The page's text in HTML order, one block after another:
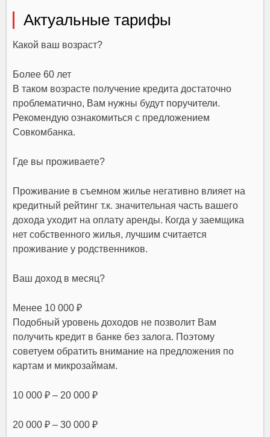
Актуальные тарифы
Какой ваш возраст?
Более 60 лет
В таком возрасте получение кредита достаточно
проблематично, Вам нужны будут поручители.
Рекомендую ознакомиться с предложением
Совкомбанка.
Где вы проживаете?
Проживание в съемном жилье негативно влияет на
кредитный рейтинг т.к. значительная часть вашего
дохода уходит на оплату аренды. Когда у заемщика
нет собственного жилья, лучшим считается
проживание у родственников.
Ваш доход в месяц?
Менее 10 000 ₽
Подобный уровень доходов не позволит Вам
получить кредит в банке без залога. Поэтому
советуем обратить внимание на предложения по
картам и микрозаймам.
10 000 ₽ – 20 000 ₽
20 000 ₽ – 30 000 ₽